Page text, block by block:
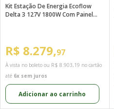
Kit Estação De Energia Ecoflow
Delta 3 127V 1800W Com Painel
R$ 8.279,97
À vista no boleto ou R$ 8.903,19 no cartão
até 6x sem juros
Adicionar ao carrinho